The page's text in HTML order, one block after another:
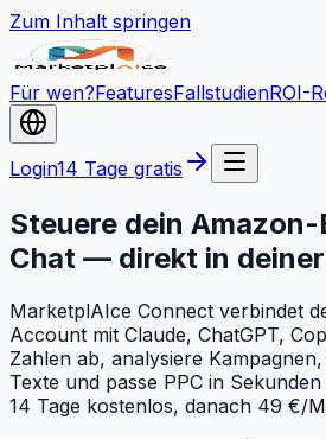
Zum Inhalt springen
Für wen?FeaturesFallstudienROI-
Login14 Tage gratis
Steuere dein
Chat — direkt in
MarketplAIce Connect verbindet
Account mit Claude, ChatGPT,
Zahlen ab, analysiere
Texte und passe PPC in
14 Tage kostenlos, danach 49 €/